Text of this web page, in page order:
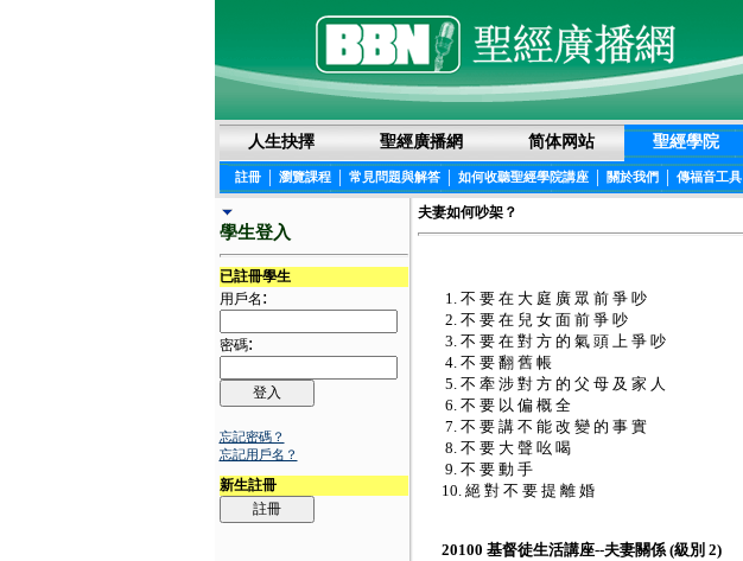
人生抉擇 聖經廣播網 简体网站 聖經學院
註冊 | 瀏覽課程 | 常見問題與解答 | 如何收聽聖經學院講座 | 關於我們 | 傳福音工具
學生登入
已註冊學生
用戶名 :
密碼:
忘記密碼？
忘記用戶名？
新生註冊
夫妻如何吵架？
1. 不 要 在 大 庭 廣 眾 前 爭 吵
2. 不 要 在 兒 女 面 前 爭 吵
3. 不 要 在 對 方 的 氣 頭 上 爭 吵
4. 不 要 翻 舊 帳
5. 不 牽 涉 對 方 的 父 母 及 家 人
6. 不 要 以 偏 概 全
7. 不 要 講 不 能 改 變 的 事 實
8. 不 要 大 聲 吆 喝
9. 不 要 動 手
10. 絕 對 不 要 提 離 婚
20100 基督徒生活講座--夫妻關係 (級別 2)